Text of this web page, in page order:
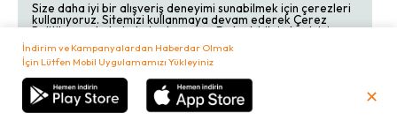
İndirim ve Kampanyalardan Haberdar Olmak
İçin Lütfen Mobil Uygulamamızı Yükleyiniz
✕
Sepetim 0,00
Size daha iyi bir alışveriş deneyimi sunabilmek için çerezleri
kullanıyoruz. Sitemizi kullanmaya devam ederek Çerez
Politikamızı kabul etmiş olursunuz. Detaylı bilgi almak için
Çerez Politikamızı
inceleyebilirsiniz.
Kabul Et